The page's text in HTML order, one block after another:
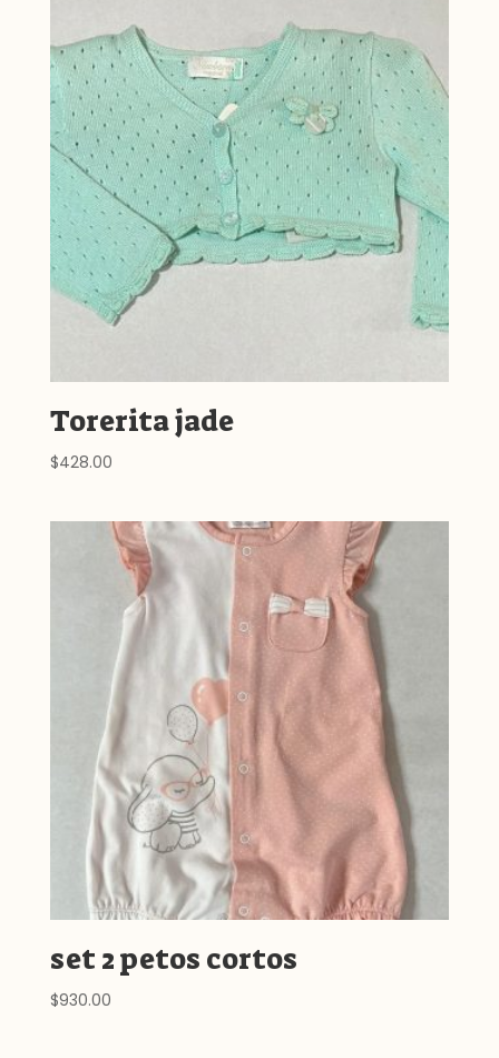
Torerita jade
$428.00
set 2 petos cortos
$930.00